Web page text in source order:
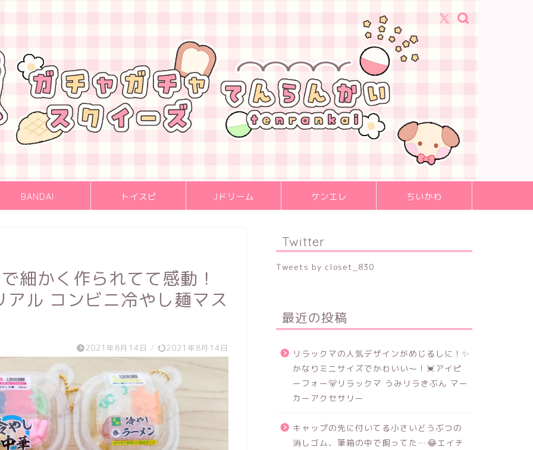
BANDAI トイスピ Jドリーム ケンエレ ちいかわ
細かく作られてて感動！
ル コンビニ冷やし麺マス
2021年8月14日 / 2021年8月14日
Twitter
Tweets by closet_830
最近の投稿
リラックマの人気デザインがめじるしに！✨
かなりミニサイズでかわいい～！💓アイピ
ーフォー🐻リラックマ うみリラきぶん マー
カーアクセサリー
キャップの先に付いてる小さいどうぶつの
消しゴム、筆箱の中で飼ってた…😂エイチ